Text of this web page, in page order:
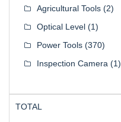
Agricultural Tools (2)
Optical Level (1)
Power Tools (370)
Inspection Camera (1)
TOTAL